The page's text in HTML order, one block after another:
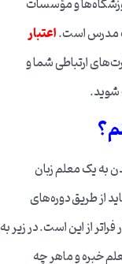
اعتبار
ارتباطی شما و
شوید.
به یک معلم زبان
از طریق دوره‌های
از این است. در زیر به
خبره و ماهر چه